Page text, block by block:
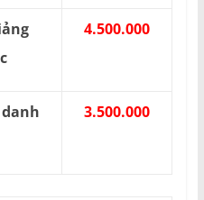
4.500.000
3.500.000